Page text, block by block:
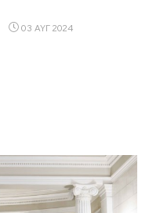
03 ΑΥΓ 2024